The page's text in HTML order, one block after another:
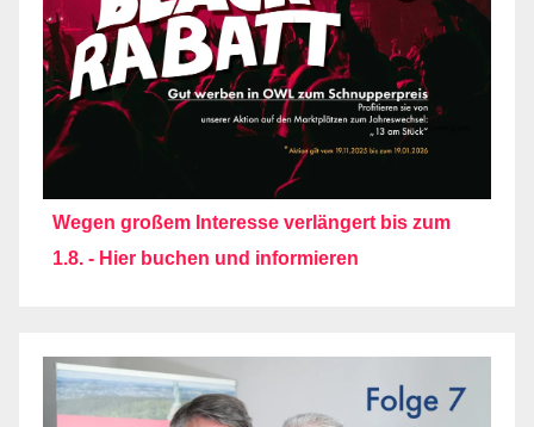
Wegen großem Interesse verlängert bis zum
1.8. - Hier buchen und informieren